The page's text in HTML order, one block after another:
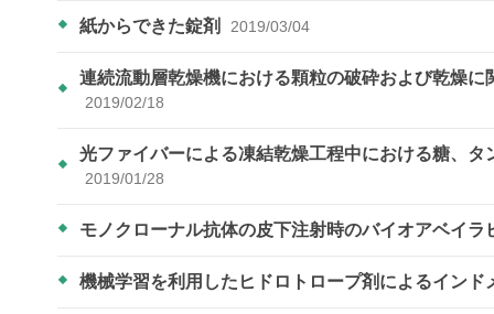
紙からできた錠剤 2019/03/04
連続流動層乾燥機における顆粒の破砕および乾燥
2019/02/18
光ファイバーによる凍結乾燥工程中における糖、
2019/01/28
モノクローナル抗体の皮下注射時のバイオアベイ
機械学習を利用したヒドロトロープ剤によるイン